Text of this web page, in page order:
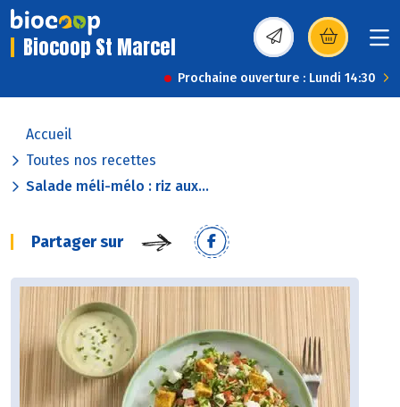
Biocoop St Marcel (s’ouvre dans une
Prochaine ouverture : Lundi 14:30
Accueil
Toutes nos recettes
Salade méli-mélo : riz aux...
Partager sur